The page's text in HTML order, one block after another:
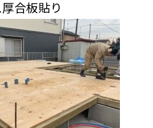
合板貼り